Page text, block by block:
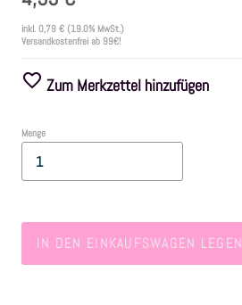
Farben
Zubehör
Frühling/Ostern
Herbst
inkl. 0,79 € (19.0% MwSt.)
Versandkostenfrei ab 99€!
Zum Merkzettel hinzufügen
Menge
IN DEN EINKAUFSWAGEN LEGEN